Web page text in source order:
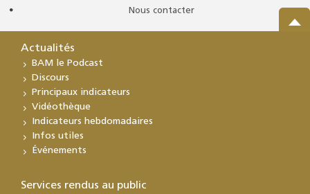
Nous contacter
Actualités
BAM le Podcast
Discours
Principaux indicateurs
Vidéothèque
Indicateurs hebdomadaires
Infos utiles
Événements
Services rendus au public